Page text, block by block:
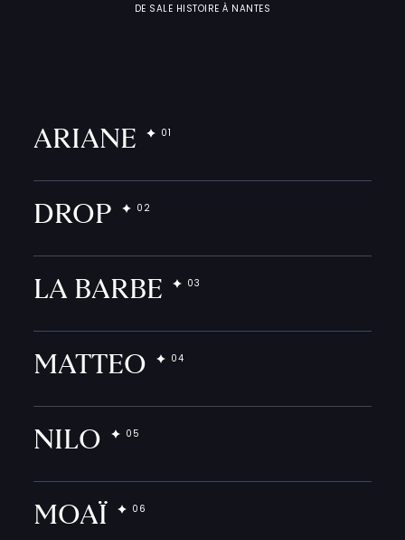
DE SALE HISTOIRE À NANTES
ARIANE
DROP
LA BARBE
MATTEO
NILO
MOAÏ